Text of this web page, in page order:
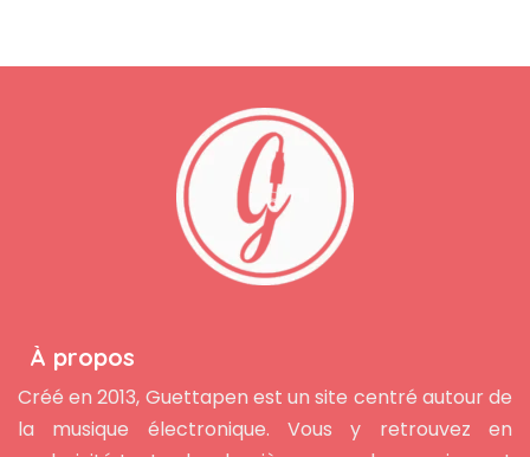
À propos
Créé en 2013, Guettapen est un site centré autour de
la musique électronique. Vous y retrouvez en